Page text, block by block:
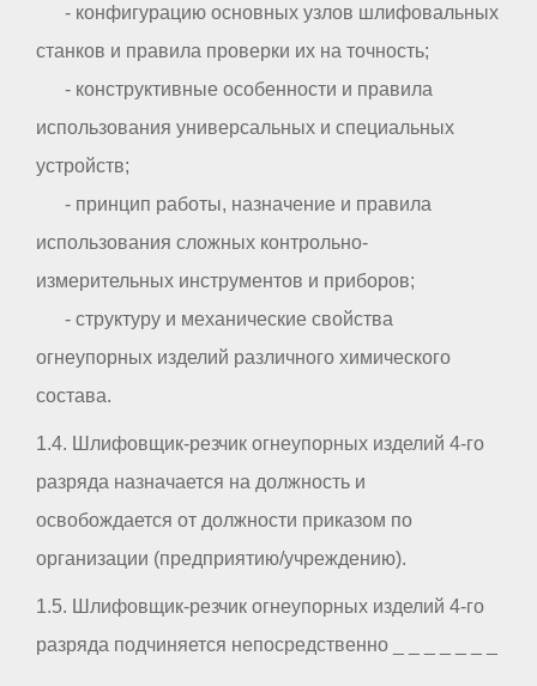
- конфигурацию основных узлов шлифовальных
станков и правила проверки их на точность;
- конструктивные особенности и правила
использования универсальных и специальных
устройств;
- принцип работы, назначение и правила
использования сложных контрольно-
измерительных инструментов и приборов;
- структуру и механические свойства
огнеупорных изделий различного химического
состава.
1.4. Шлифовщик-резчик огнеупорных изделий 4-го
разряда назначается на должность и
освобождается от должности приказом по
организации (предприятию/учреждению).
1.5. Шлифовщик-резчик огнеупорных изделий 4-го
разряда подчиняется непосредственно _ _ _ _ _ _ _